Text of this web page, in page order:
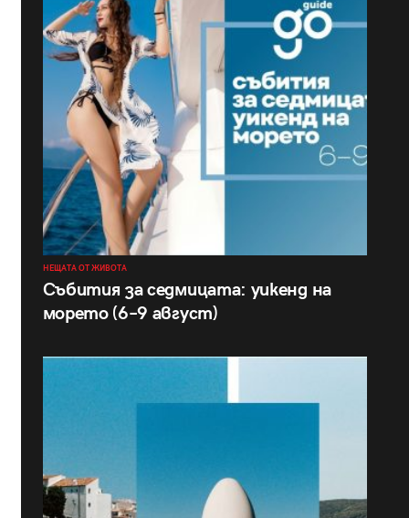
НЕЩАТА ОТ ЖИВОТА
Събития за седмицата: уикенд на
морето (6–9 август)